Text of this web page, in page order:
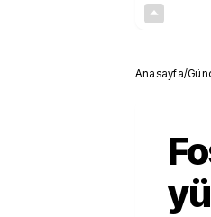
Anasayfa/